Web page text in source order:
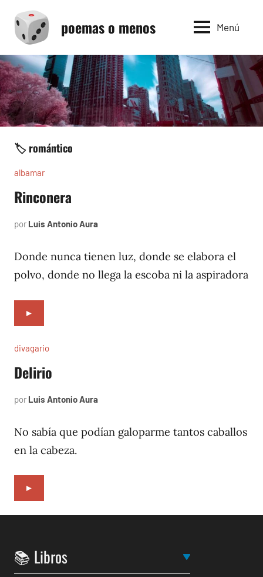
contenido
poemas o menos Menú
🏷️ romántico
albamar
Rinconera
por Luis Antonio Aura
1996
Donde nunca tienen luz, donde se elabora el
polvo, donde no llega la escoba ni la aspiradora
►
divagario
Delirio
por Luis Antonio Aura
1996
No sabía que podían galoparme tantos caballos
en la cabeza.
►